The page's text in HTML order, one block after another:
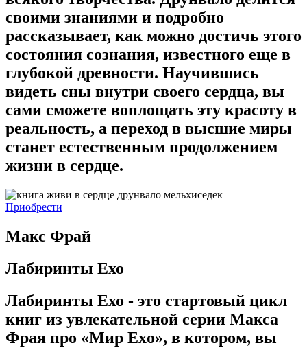
своими знаниями и подробно
рассказывает, как можно достичь этого
состояния сознания, известного еще в
глубокой древности. Научившись
видеть сны внутри своего сердца, вы
сами сможете воплощать эту красоту в
реальность, а переход в высшие миры
станет естественным продолжением
жизни в сердце.
Приобрести
Макс Фрай
Лабиринты Ехо
Лабиринты Ехо - это стартовый цикл
книг из увлекательной серии Макса
Фрая про «Мир Exo», в котором, вы